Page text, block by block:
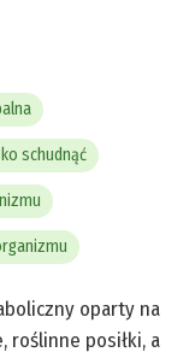
schudnąć
oparty na
roślinne posiłki, a